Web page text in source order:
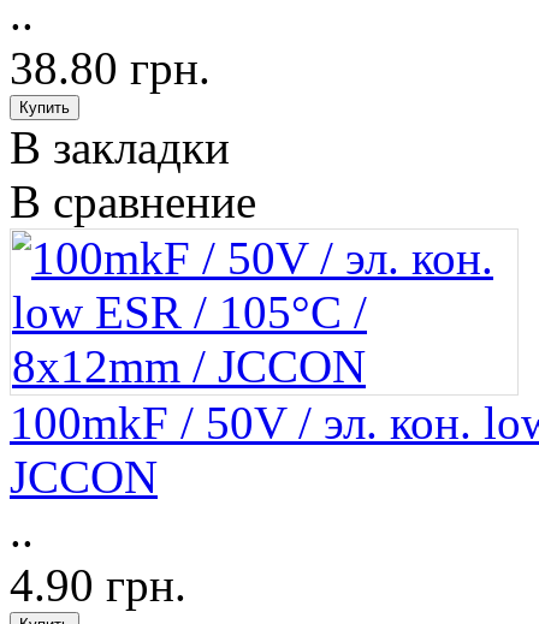
..
38.80 грн.
В закладки
В сравнение
100mkF / 50V / эл. кон.
JCCON
..
4.90 грн.